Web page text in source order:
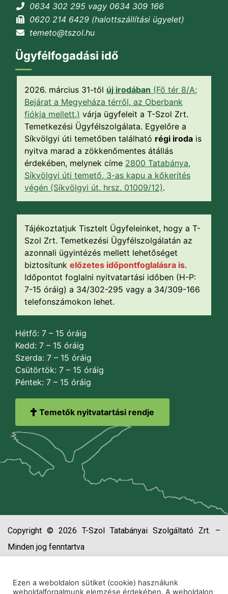
0634 302 295 vagy 0634 309 166
0620 214 6429 (halottszállítási ügyelet)
temeto@tszol.hu
Ügyfélfogadási idő
2026. március 31-től új irodában (Fő tér 8/A;
Bejárat a Megyeháza térről, az Oberbank
fiókja mellett.) várja ügyfeleit a T-Szol Zrt.
Temetkezési Ügyfélszolgálata. Egyelőre a
Síkvölgyi úti temetőben található régi iroda is
nyitva marad a zökkenőmentes átállás
érdekében, melynek címe 2800 Tatabánya,
Síkvölgyi úti temető, 3-as kapu a kőkerítés
végén (Síkvölgyi út. hrsz. 01009/12).
Tájékoztatjuk Tisztelt Ügyfeleinket, hogy a T-
Szol Zrt. Temetkezési Ügyfélszolgálatán az
azonnali ügyintézés mellett lehetőséget
biztosítunk előzetes időpontfoglalásra is.
Időpontot foglalni nyitvatartási időben (H-P:
7-15 óráig) a 34/302-295 vagy a 34/309-166
telefonszámokon lehet.
Hétfő: 7 – 15 óráig
Kedd: 7 – 15 óráig
Szerda: 7 – 15 óráig
Csütörtök: 7 – 15 óráig
Péntek: 7 – 15 óráig
Temetők nyitvatartási rendje
Copyright © 2026 T-Szol Tatabányai Szolgáltató Zrt. –
Minden jog fenntartva
Ezen a weboldalon sütiket (cookie) használunk
weboldalforgalmunk elemzése érdekében. A weboldalon